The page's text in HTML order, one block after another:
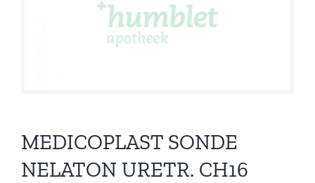
MEDICOPLAST SONDE
NELATON URETR. CH16